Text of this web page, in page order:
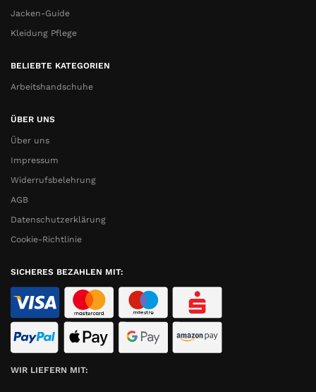
Jacken-Guide
Kleidung Pflege
BELIEBTE KATEGORIEN
Arbeitshandschuhe
ÜBER UNS
Über uns
Impressum
Widerrufsbelehrung
AGB
Datenschutzerklärung
Cookie-Richtlinie
SICHERES BEZAHLEN MIT:
WIR LIEFERN MIT: